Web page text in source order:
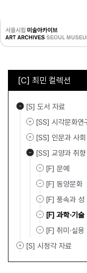
[C] 최민 컬렉션
[S] 도서 자료
[SS] 시각문화연
[SS] 인문과 사회
[SS] 교양과 취향
[F] 문예
[F] 동양문화
[F] 풍속과 성
[F] 과학·기술
[F] 취미·실용
[S] 시청각 자료